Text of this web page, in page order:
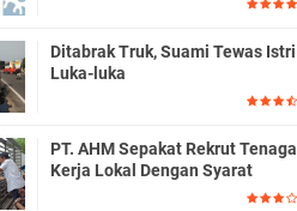
Ditabrak Truk, Suami Tewas Istri
Luka-luka
PT. AHM Sepakat Rekrut Tenaga
Kerja Lokal Dengan Syarat